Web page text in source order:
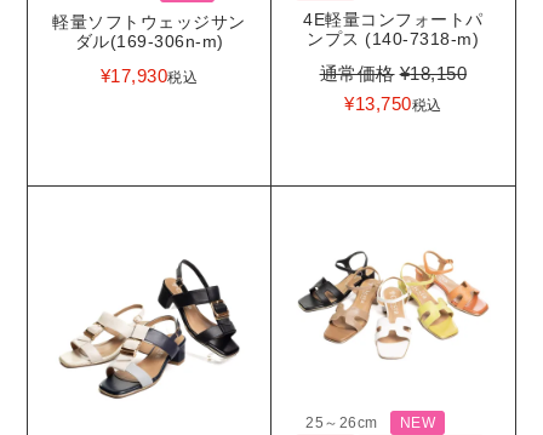
軽量ソフトウェッジサン
ダル(169-306n-m)
¥17,930税込
4E軽量コンフォートパ
ンプス (140-7318-m)
通常価格 ¥18,150
¥13,750税込
25～26cm
NEW